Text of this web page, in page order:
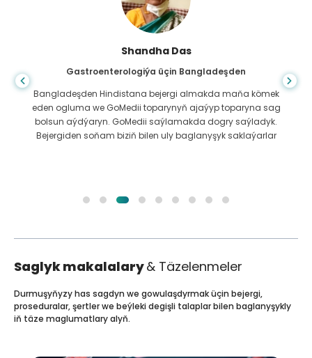
Shandha Das
Gastroenterologiýa üçin Bangladeşden
Bangladeşden Hindistana bejergi almakda maňa kömek
eden ogluma we GoMedii toparynyň ajaýyp toparyna sag
bolsun aýdýaryn. GoMedii saýlamakda dogry saýladyk.
Bejergiden soňam biziň bilen uly baglanyşyk saklaýarlar
Saglyk makalalary& Täzelenmeler
Durmuşyňyzy has sagdyn we gowulaşdyrmak üçin bejergi,
proseduralar, şertler we beýleki degişli talaplar bilen baglanyşykly
iň täze maglumatlary alyň.